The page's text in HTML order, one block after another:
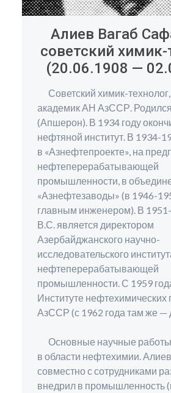
Алиев Вагаб
советский химик-
(20.06.1908 —
Советский химик-технолог,
академик АН АзССР.
(Апшерон). В 1934 году
нефтяной институт. В 1934-
в «Азнефтепроекте», на
нефтеперерабатывающей
промышленности, в
«Азнефтезаводы» (в 1946-
главным инженером). В 1951-
В.С. является директором
Азербайджанского научно-
исследовательского
нефтеперерабатывающей
промышленности. С 1959
Институте
АзССР (с 1962 года там же —
Основные научные работы
в области нефтехимии.
совместно с сотрудниками
внедрил в промышленность